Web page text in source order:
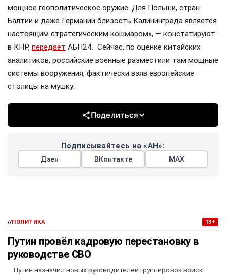
мощное геополитическое оружие. Для Польши, стран
Балтии и даже Германии близость Калининграда является
настоящим стратегическим кошмаром», — констатируют
в КНР, передаёт АБН24. Сейчас, по оценке китайских
аналитиков, российские военные разместили там мощные
системы вооружения, фактически взяв европейские
столицы на мушку.
Поделиться
Подписывайтесь на «АН»:
Дзен ВКонтакте МАХ
//ПОЛИТИКА 13+
Путин провёл кадровую перестановку в
руководстве СВО
Путин назначил новых руководителей группировок войск